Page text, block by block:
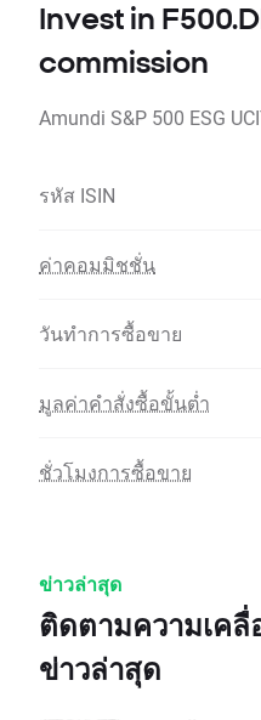
Invest in
commission
Amundi S&P 500 ESG
รหัส ISIN
ค่าคอมมิชชั่น
วันทำการซื้อขาย
มูลค่าคำสั่งซื้อขั้นต่ำ
ชั่วโมงการซื้อขาย
ข่าวล่าสุด
ติดตามความเคลื่
ข่าวล่าสุด